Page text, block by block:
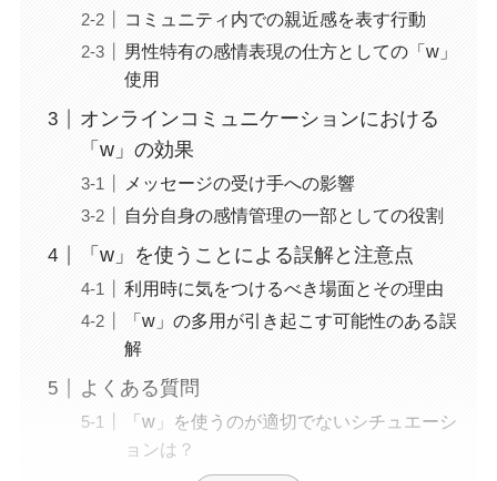
コミュニティ内での親近感を表す行動
男性特有の感情表現の仕方としての「w」
使用
オンラインコミュニケーションにおける
「w」の効果
メッセージの受け手への影響
自分自身の感情管理の一部としての役割
「w」を使うことによる誤解と注意点
利用時に気をつけるべき場面とその理由
「w」の多用が引き起こす可能性のある誤
解
よくある質問
「w」を使うのが適切でないシチュエーシ
ョンは？